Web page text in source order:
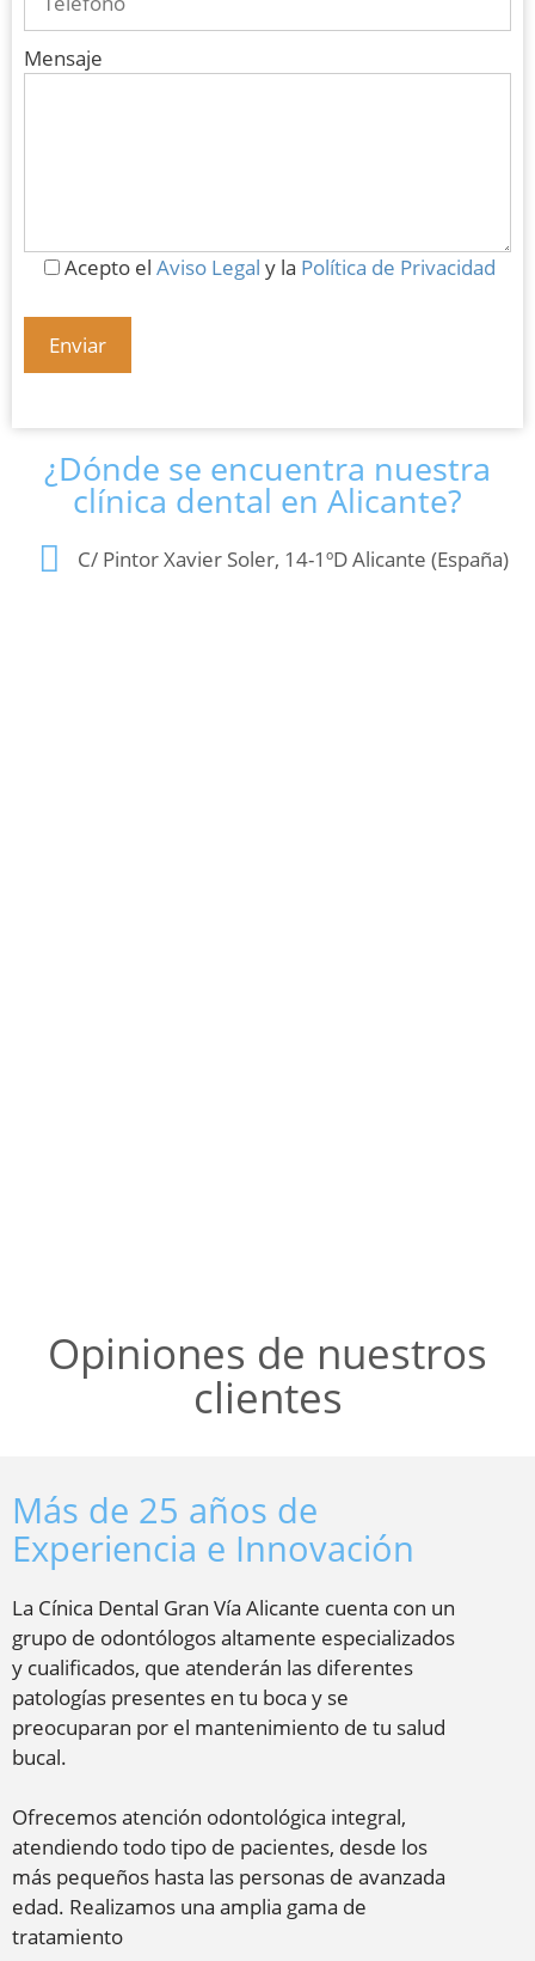
Mensaje
Acepto el Aviso Legal y la Política de Privacidad
¿Dónde se encuentra nuestra
clínica dental en Alicante?
C/ Pintor Xavier Soler, 14-1ºD Alicante (España)
Opiniones de nuestros
clientes
Más de 25 años de
Experiencia e Innovación
La Cínica Dental Gran Vía Alicante cuenta con un
grupo de odontólogos altamente especializados
y cualificados, que atenderán las diferentes
patologías presentes en tu boca y se
preocuparan por el mantenimiento de tu salud
bucal.
Ofrecemos atención odontológica integral,
atendiendo todo tipo de pacientes, desde los
más pequeños hasta las personas de avanzada
edad. Realizamos una amplia gama de
tratamiento